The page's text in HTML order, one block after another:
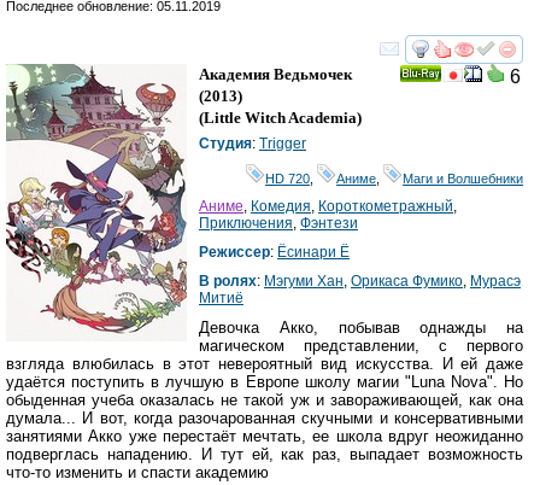
Последнее обновление: 05.11.2019
смотреть
6
Академия Ведьмочек
(2013)
(Little Witch Academia)
Студия: Trigger
HD 720 Аниме Маги и Волшебники
Аниме, Комедия, Короткометражный,
Приключения, Фэнтези
Режиссер: Ёсинари Ё
В ролях: Мэгуми Хан, Орикаса Фумико, Мурасэ
Митиё
Девочка Акко, побывав однажды на
магическом представлении, с первого
взгляда влюбилась в этот невероятный вид искусства. И ей даже
удаётся поступить в лучшую в Европе школу магии "Luna Nova". Но
обыденная учеба оказалась не такой уж и завораживающей, как она
думала... И вот, когда разочарованная скучными и консервативными
занятиями Акко уже перестаёт мечтать, ее школа вдруг неожиданно
подверглась нападению. И тут ей, как раз, выпадает возможность
что-то изменить и спасти академию